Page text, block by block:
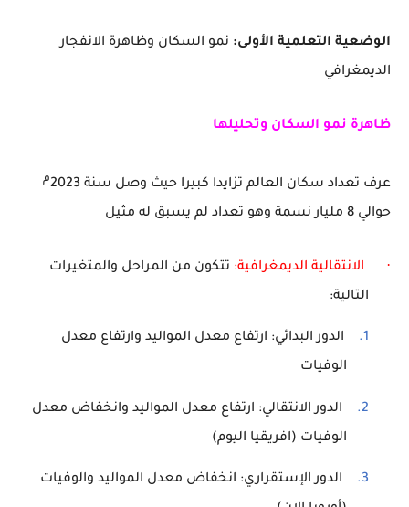
الوضعية التعلمية الأولى: نمو السكان وظاهرة الانفجار
الديمغرافي
ظاهرة نمو السكان وتحليلها
عرف تعداد سكان العالم تزايدا كبيرا حيث وصل سنة 2023 م
حوالي 8 مليار نسمة وهو تعداد لم يسبق له مثيل
· الانتقالية الديمغرافية: تتكون من المراحل والمتغيرات
التالية:
1.
الدور البدائي: ارتفاع معدل المواليد وارتفاع معدل
الوفيات
2.
الدور الانتقالي: ارتفاع معدل المواليد وانخفاض معدل
الوفيات (افريقيا اليوم)
3.
الدور الإستقراري: انخفاض معدل المواليد والوفيات